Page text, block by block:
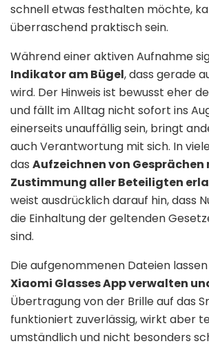
schnell etwas festhalten möchte,
überraschend praktisch sein.
Während einer aktiven Aufnahme
Indikator am Bügel, dass gerade
wird. Der Hinweis ist bewusst eher
und fällt im Alltag nicht sofort ins
einerseits unauffällig sein, bringt
auch Verantwortung mit sich. In
das Aufzeichnen von Gesprächen
Zustimmung aller Beteiligten
weist ausdrücklich darauf hin, dass
die Einhaltung der geltenden
sind.
Die aufgenommenen Dateien
Xiaomi Glasses App verwalten
Übertragung von der Brille auf das
funktioniert zuverlässig, wirkt aber
umständlich und nicht besonders